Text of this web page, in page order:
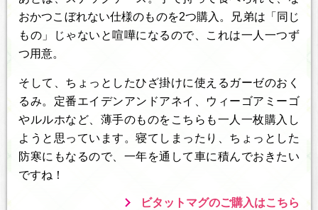
おかつこぼれない仕様のものを2つ購入。兄弟は「同じ
もの」じゃないと喧嘩になるので、これは一人一つず
つ用意。
そして、ちょっとしたひざ掛けに使えるガーゼのおく
るみ。定番エイデンアンドアネイ、ウィーゴアミーゴ
やルルホなど、薄手のものをこちらも一人一枚購入し
ようと思っています。寝てしまったり、ちょっとした
防寒にもなるので、一年を通して車に積んでおきたい
ですね！
ビタットマグのご購入はこちら